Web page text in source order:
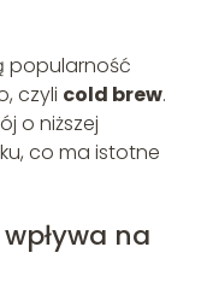
popularność
czyli cold brew.
o niższej
co ma istotne
na